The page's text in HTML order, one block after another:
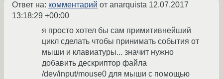
Ответ на: комментарий от anarquista 12.07.2017
13:18:29 +00:00
я просто хотел бы сам примитивнейший
цикл сделать чтобы принимать события от
мыши и клавиатуры... значит нужно
добавить дескриптор файла
/dev/input/mouse0 для мыши с помощью